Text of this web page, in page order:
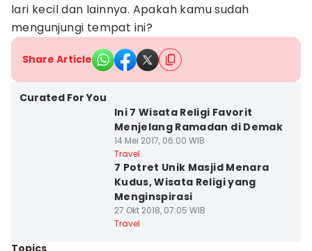
lari kecil dan lainnya. Apakah kamu sudah
mengunjungi tempat ini?
Share Article
Curated For You
Ini 7 Wisata Religi Favorit
Menjelang Ramadan di Demak
14 Mei 2017, 06:00 WIB
Travel
7 Potret Unik Masjid Menara
Kudus, Wisata Religi yang
Menginspirasi
27 Okt 2018, 07:05 WIB
Travel
Topics